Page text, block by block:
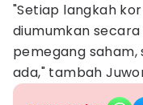
"Setiap langkah
diumumkan
pemegang
ada," tambah